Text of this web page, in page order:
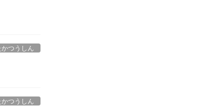
かつうしん
かつうしん